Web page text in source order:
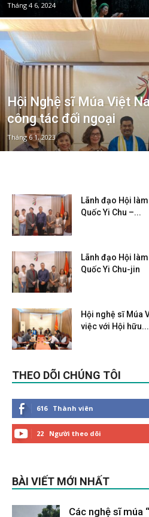
Tháng 4 6, 2024
Hội Nghệ sĩ Múa Việt
công tác đối ngoại
Tháng 6 1, 2023
Lãnh đạo Hội
Quốc Yi Chu –...
Lãnh đạo Hội
Quốc Yi Chu-jin
Hội nghệ sĩ Múa
việc với Hội hữu...
THEO DÕI CHÚNG TÔI
616 Thành viên
22 Người theo dõi
BÀI VIẾT MỚI NHẤT
Các nghệ sĩ múa